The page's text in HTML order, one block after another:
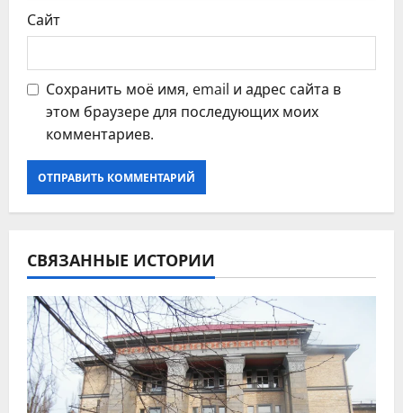
Сайт
Сохранить моё имя, email и адрес сайта в
этом браузере для последующих моих
комментариев.
СВЯЗАННЫЕ ИСТОРИИ